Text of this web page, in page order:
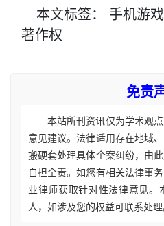
本文标签： 手机游戏
著作权
免责
本站所刊资讯仅为学术观
意见建议。法律适用存在地域
搬硬套处理具体个案纠纷，由
自担全责。如您有相关法律事
业律师获取针对性法律意见。
人，如涉及您的权益可联系处理